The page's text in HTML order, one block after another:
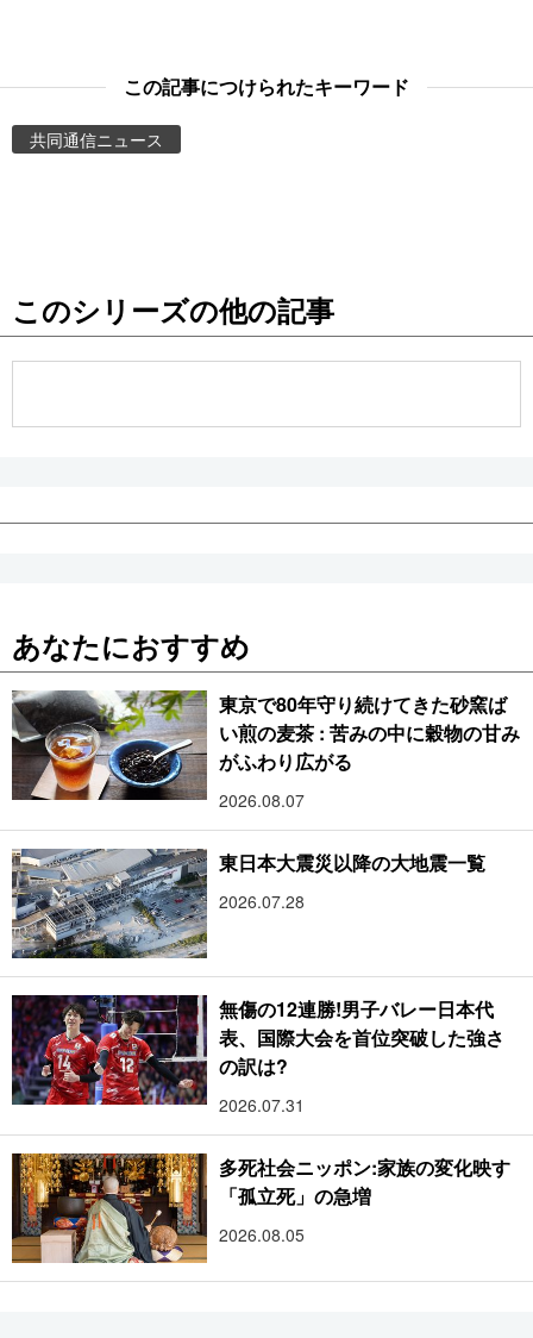
お知らせ
この記事につけられたキーワード
共同通信ニュース
このシリーズの他の記事
あなたにおすすめ
東京で80年守り続けてきた砂窯ば
い煎の麦茶 : 苦みの中に穀物の甘み
がふわり広がる
2026.08.07
東日本大震災以降の大地震一覧
2026.07.28
無傷の12連勝!男子バレー日本代
表、国際大会を首位突破した強さ
の訳は?
2026.07.31
多死社会ニッポン:家族の変化映す
「孤立死」の急増
2026.08.05